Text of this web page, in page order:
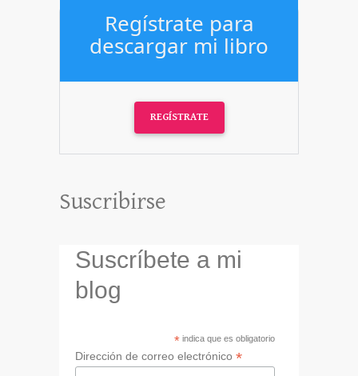
Regístrate para
descargar mi libro
REGÍSTRATE
Suscribirse
Suscríbete a mi
blog
*indica que es obligatorio
Dirección de correo electrónico *